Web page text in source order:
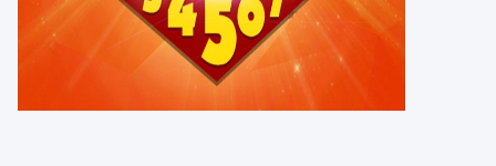
Tử vi hôm nay, xem tử vi 12 con giáp
hôm nay ngày 31/7/2026: Tuổi Tỵ
công việc thịnh vượng